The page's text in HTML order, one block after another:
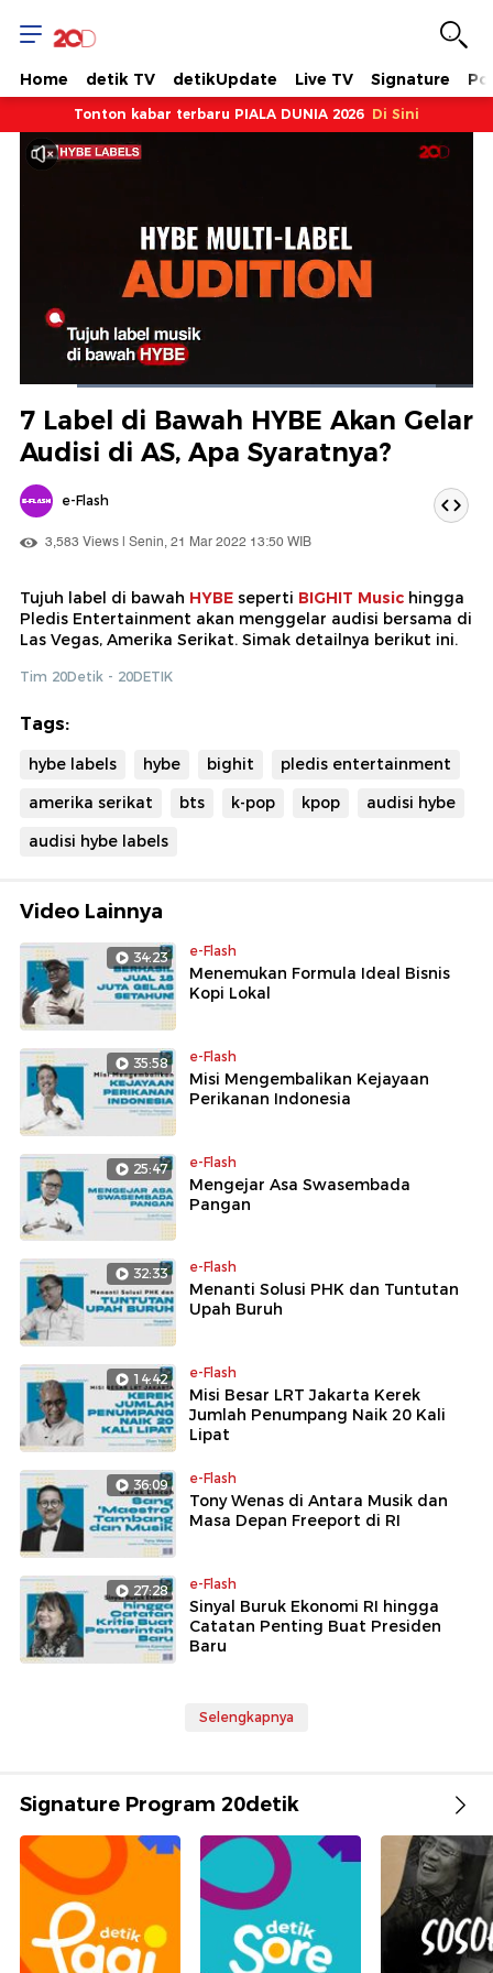
Home detik TV detikUpdate Live TV Signature
Tonton kabar terbaru PIALA DUNIA 2026 Di Sini
Berhenti
Suara
Hidup
Saat
Dimuat:
7 Label di Bawah HYBE Akan Gelar
Audisi di AS, Apa Syaratnya?
e-Flash
3,583 Views | Senin, 21 Mar 2022 13:50 WIB
Tujuh label di bawah HYBE seperti BIGHIT Music hingga
Pledis Entertainment akan menggelar audisi bersama di
Las Vegas, Amerika Serikat. Simak detailnya berikut ini.
Tim 20Detik - 20DETIK
Tags:
hybe labels hybe bighit
pledis entertainment
amerika serikat
bts k-pop kpop
audisi hybe
audisi hybe labels
Video Lainnya
34:23 e-Flash
Menemukan Formula Ideal Bisnis
Kopi Lokal
35:58 e-Flash
Misi Mengembalikan Kejayaan
Perikanan Indonesia
25:47 e-Flash
Mengejar Asa Swasembada
Pangan
32:33 e-Flash
Menanti Solusi PHK dan Tuntutan
Upah Buruh
14:42 e-Flash
Misi Besar LRT Jakarta Kerek
Jumlah Penumpang Naik 20 Kali
Lipat
36:09 e-Flash
Tony Wenas di Antara Musik dan
Masa Depan Freeport di RI
27:28 e-Flash
Sinyal Buruk Ekonomi RI hingga
Catatan Penting Buat Presiden
Baru
Selengkapnya
Signature Program 20detik